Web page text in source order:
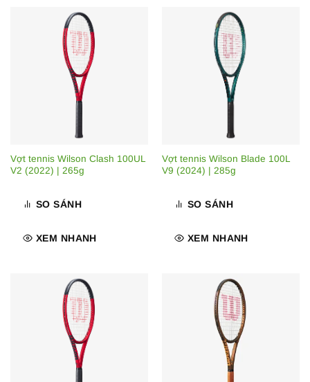
Vợt tennis Wilson Clash 100UL
V2 (2022) | 265g
SO SÁNH
XEM NHANH
Vợt tennis Wilson Blade 100L
V9 (2024) | 285g
SO SÁNH
XEM NHANH